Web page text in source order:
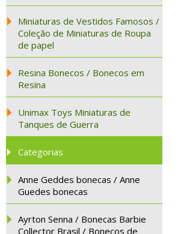
Miniaturas de Vestidos Famosos /
Coleção de Miniaturas de Roupa
de papel
Resina Bonecos / Bonecos em
Resina
Unimax Toys Miniaturas de
Tanques de Guerra
Categorias
Anne Geddes bonecas / Anne
Guedes bonecas
Ayrton Senna / Bonecas Barbie
Collector Brasil / Bonecos de